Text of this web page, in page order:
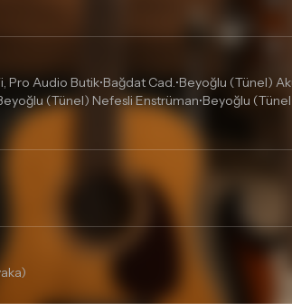
Pro Audio Butik•Bağdat Cad.•Beyoğlu (Tünel)
(Tünel) Nefesli Enstrüman•Beyoğlu